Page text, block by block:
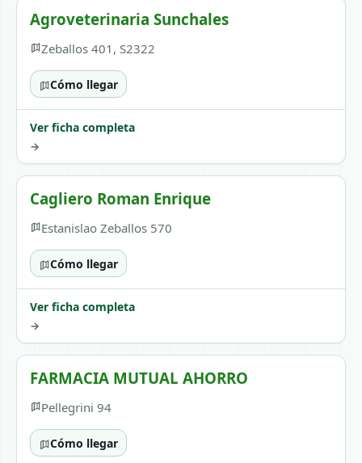
Agroveterinaria Sunchales
Zeballos 401, S2322
Cómo llegar
Ver ficha completa
→
Cagliero Roman Enrique
Estanislao Zeballos 570
Cómo llegar
Ver ficha completa
→
FARMACIA MUTUAL AHORRO
Pellegrini 94
Cómo llegar